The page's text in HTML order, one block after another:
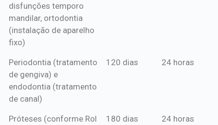
disfunções temporo
mandilar, ortodontia
(instalação de aparelho
fixo)
Periodontia (tratamento
de gengiva) e
endodontia (tratamento
de canal)
120 dias 24 horas
Próteses (conforme Rol
180 dias 24 horas